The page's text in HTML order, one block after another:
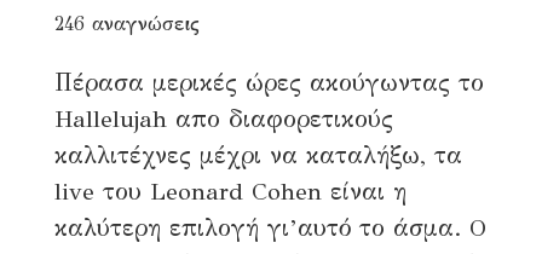
246 αναγνώσεις
Πέρασα μερικές ώρες ακούγωντας το
Hallelujah απο διαφορετικούς
καλλιτέχνες μέχρι να καταλήξω, τα
live του Leonard Cohen είναι η
καλύτερη επιλογή γι’αυτό το άσμα. O